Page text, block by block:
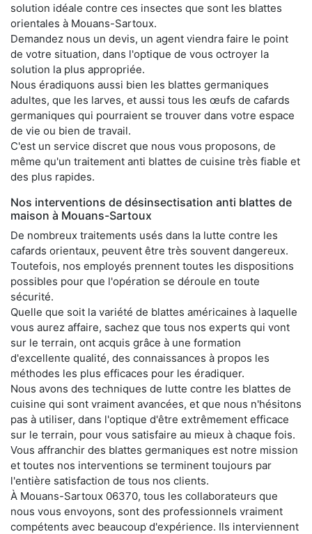
solution idéale contre ces insectes que sont les blattes
orientales à Mouans-Sartoux.
Demandez nous un devis, un agent viendra faire le point
de votre situation, dans l'optique de vous octroyer la
solution la plus appropriée.
Nous éradiquons aussi bien les blattes germaniques
adultes, que les larves, et aussi tous les œufs de cafards
germaniques qui pourraient se trouver dans votre espace
de vie ou bien de travail.
C'est un service discret que nous vous proposons, de
même qu'un traitement anti blattes de cuisine très fiable et
des plus rapides.
Nos interventions de désinsectisation anti blattes de
maison à Mouans-Sartoux
De nombreux traitements usés dans la lutte contre les
cafards orientaux, peuvent être très souvent dangereux.
Toutefois, nos employés prennent toutes les dispositions
possibles pour que l'opération se déroule en toute
sécurité.
Quelle que soit la variété de blattes américaines à laquelle
vous aurez affaire, sachez que tous nos experts qui vont
sur le terrain, ont acquis grâce à une formation
d'excellente qualité, des connaissances à propos les
méthodes les plus efficaces pour les éradiquer.
Nous avons des techniques de lutte contre les blattes de
cuisine qui sont vraiment avancées, et que nous n'hésitons
pas à utiliser, dans l'optique d'être extrêmement efficace
sur le terrain, pour vous satisfaire au mieux à chaque fois.
Vous affranchir des blattes germaniques est notre mission
et toutes nos interventions se terminent toujours par
l'entière satisfaction de tous nos clients.
À Mouans-Sartoux 06370, tous les collaborateurs que
nous vous envoyons, sont des professionnels vraiment
compétents avec beaucoup d'expérience. Ils interviennent